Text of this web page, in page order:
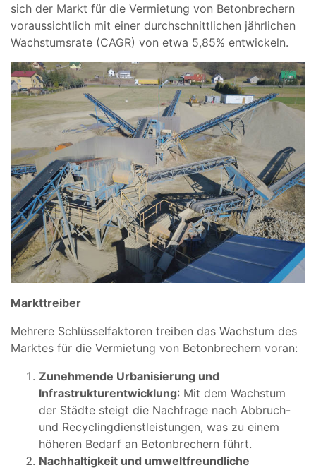
sich der Markt für die Vermietung von Betonbrechern
voraussichtlich mit einer durchschnittlichen jährlichen
Wachstumsrate (CAGR) von etwa 5,85% entwickeln.
Markttreiber
Mehrere Schlüsselfaktoren treiben das Wachstum des
Marktes für die Vermietung von Betonbrechern voran:
Zunehmende Urbanisierung und
Infrastrukturentwicklung: Mit dem Wachstum
der Städte steigt die Nachfrage nach Abbruch-
und Recyclingdienstleistungen, was zu einem
höheren Bedarf an Betonbrechern führt.
Nachhaltigkeit und umweltfreundliche